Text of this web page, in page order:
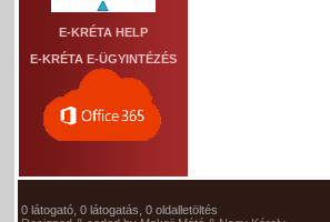
E-KRÉTA HELP
E-KRÉTA E-ÜGYINTÉZÉS
0 látogató, 0 látogatás, 0 oldalletöltés